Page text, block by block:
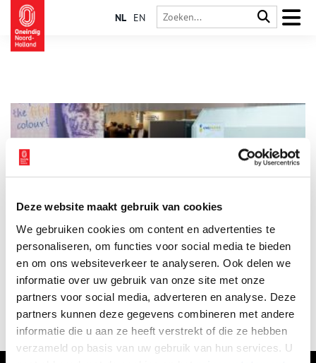
Deze website maakt gebruik van cookies
We gebruiken cookies om content en advertenties te
personaliseren, om functies voor social media te bieden
en om ons websiteverkeer te analyseren. Ook delen we
informatie over uw gebruik van onze site met onze
partners voor social media, adverteren en analyse. Deze
partners kunnen deze gegevens combineren met andere
informatie die u aan ze heeft verstrekt of die ze hebben
verzameld op basis van uw gebruik van hun services. U
NL EN
papierspecialiteiten
Pieter Smidt van Gelder heeft al een papierfabriek in Wormer
(1783) als het hem lukt om rotatiepapier voor kranten te
maken. Het water in de Zaanstreek is echter niet goed genoeg,
zodat hij in 1895 in Velsen, aan de noordzijde van het dan nog
maar net gegraven Noordzeekanaal, een terrein koopt. Hij laat
er een fabriek bouwen; 60 personeelsleden van de fabriek in
Wormer verhuizen met hem mee. In de directe omgeving
bouwt hij woningen voor hen.